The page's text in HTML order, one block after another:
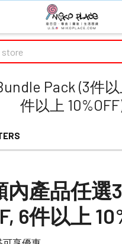
Pack (3件以
件以上
內產品任選
6件以上